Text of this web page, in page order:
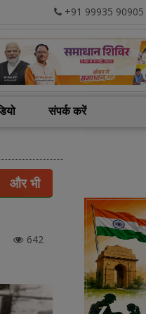
+91 99935 90905
संपर्क करें
और भी
642